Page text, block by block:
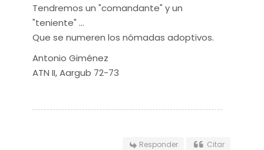
Tendremos un "comandante" y un
"teniente" …
Que se numeren los nómadas adoptivos.
Antonio Giménez
ATN II, Aargub 72-73
Responder Citar